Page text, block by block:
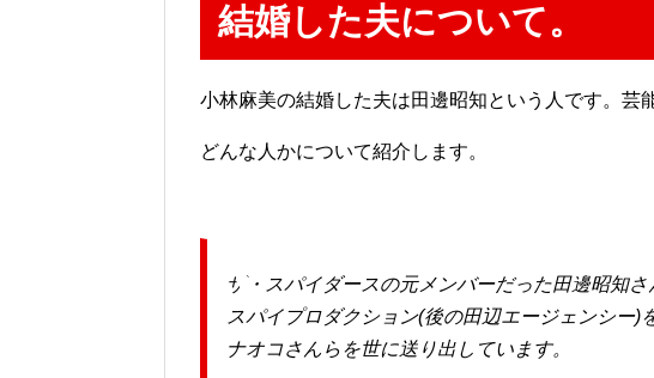
結婚した夫について。
小林麻美の結婚した夫は田邊昭知という人です。芸
どんな人かについて紹介します。
ザ・スパイダースの元メンバーだった田邊昭知
スパイプロダクション(後の田辺エージェンシー
ナオコさんらを世に送り出しています。